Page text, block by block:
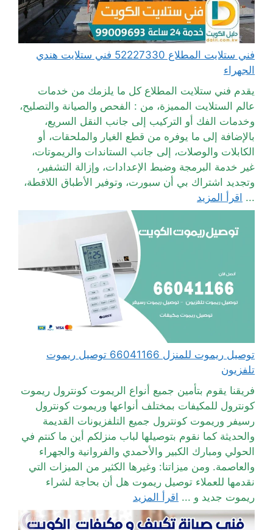
فني ستلايت المطلاع 52227330 فني ستلايت هندي
الجهراء
يقدم فني ستلايت المطلاع كل ما يلزمك من خدمات
عالم الستلايت المميزة، من : الفحص والصيانة والتصليح،
وخدمات الفك أو التركيب إلى جانب النقل السريع،
بالإضافة إلى ما يوفره من قطع الغيار والملحقات، أو
الكابلات والوصلات، إلى جانب الستاندات والريموتات،
غير خدمة البرمجة وضبط الإعدادات، وإزالة التشفير،
وتجديد اشتراك بي أن سبورت، وتوفير الأطباق اللاقطة،
... اقرأ المزيد
توصيل ريموت للمنزل 66041166 توصيل ريموت
تلفزيون
فريقنا يقوم بتأمين جميع أنواع الريموت كونترول ريموت
كونترول للمكيفات بمختلف أنواعها وريموت كونترول
رسيفر وريموت كونترول جميع التلفزيونات القديمة
والحديثة كما نقوم بتوصيلها لباب منزلكم أين ما كنتم في
الحولي ومبارك الكبير والأحمدي والفروانية والجهراء
والعاصمة. ومن ميزاتنا: وغيرها الكثير من الميزات التي
نقدمها للعملاء توصيل ريموت هل أن بحاجة لشراء
ريموت جديد و ... اقرأ المزيد